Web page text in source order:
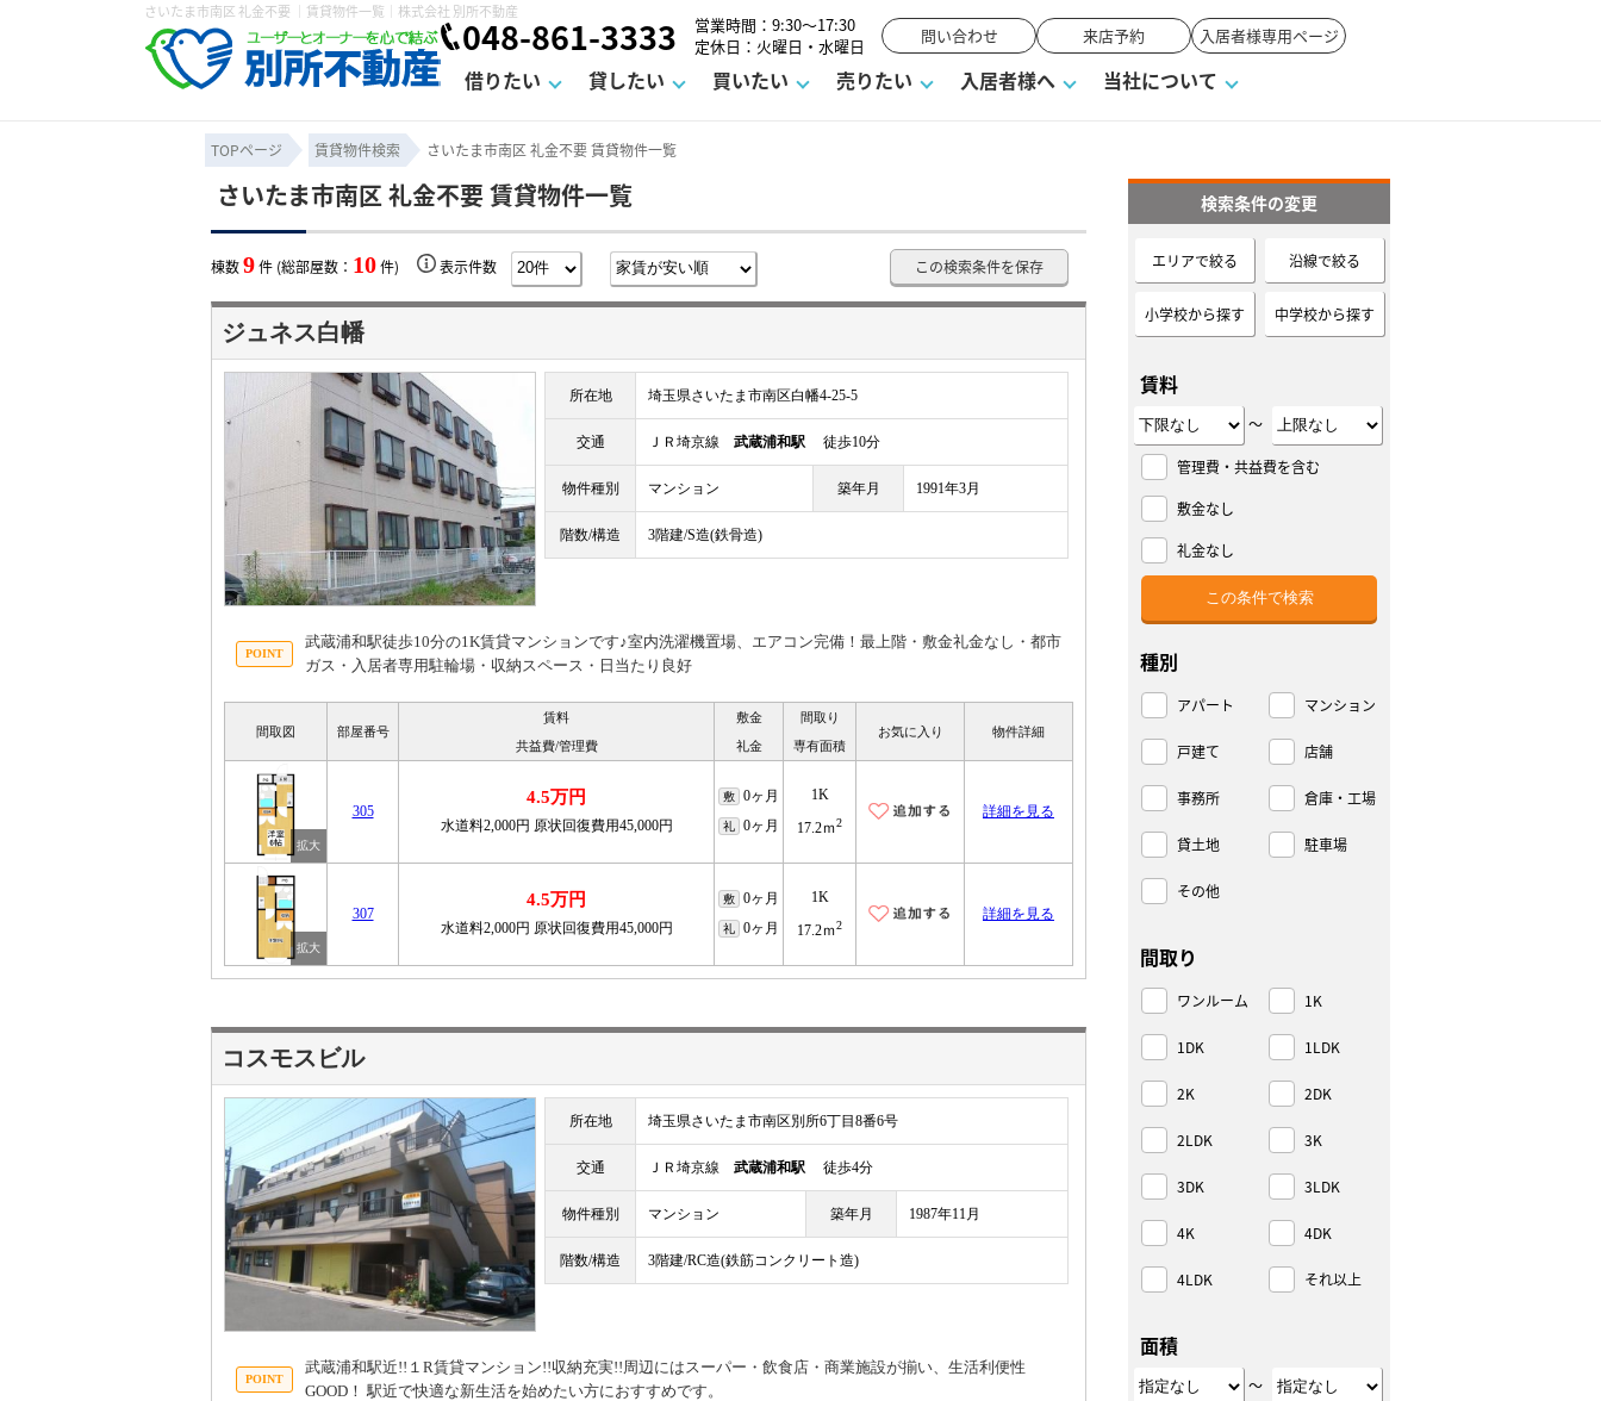
さいたま市南区 礼金不要 ｜賃貸物件一覧｜株式会社 別所不動産
048-861-3333
営業時間：9:30～17:30
定休日：火曜日・水曜日
問い合わせ 来店予約 入居者様専用ページ
借りたい
条件から探す 学区から探す 町名から探す 駐車場を探す お気に入り一覧 物件閲覧履歴
保存した検索条件 賃貸契約までの流れ よくある質問 不動産用語・賃貸用語集
貸したい
賃貸管理について 賃貸経営塾 賃貸Q&A 空室対策 業界ニュース
オーナー座談会 賃貸法律相談室
買いたい
売買物件一覧 購入時の諸費用 購入までの流れ よくある質問 マンションVS戸建て 賃貸vs持ち家
売りたい
不動産売却について 住み替え 借地底地 相続 仲介手数料について
媒介契約の種類 諸費用 仲介と買取の違い 必要な書類 売却の流れ 高く売るポイント
よくある質問
入居者様へ
入居者様専用ページ 退去申請フォーム 駐車場解約フォーム
当社について
会社概要 スタッフ紹介 お知らせ お客様の声 街紹介 お問い合わせ 来店予約
個人情報の取り扱い カスタマーハラスメントに対する基本方針
TOPページ 賃貸物件検索 さいたま市南区 礼金不要 賃貸物件一覧
さいたま市南区 礼金不要 賃貸物件一覧
棟数9件 (総部屋数： 10件) 表示件数 この検索条件を保存
ジュネス白幡
所在地 埼玉県さいたま市南区白幡4-25-5
交通 ＪＲ埼京線 武蔵浦和駅 徒歩10分
物件種別 マンション 築年月 1991年3月
階数/構造 3階建/S造(鉄骨造)
武蔵浦和駅徒歩10分の1K賃貸マンションです♪室内洗濯機置場、エアコン完備！最上階・敷金礼金なし・都市
ガス・入居者専用駐輪場・収納スペース・日当たり良好
間取図 部屋番号
賃料
共益費/管理費
敷金
礼金
間取り
専有面積
お気に入り 物件詳細
305
4.5万円
水道料2,000円 原状回復費用45,000円
敷 0ヶ月
礼 0ヶ月
1K
17.2ｍ2
詳細を見る
307
4.5万円
水道料2,000円 原状回復費用45,000円
敷 0ヶ月
礼 0ヶ月
1K
17.2ｍ2
詳細を見る
コスモスビル
所在地 埼玉県さいたま市南区別所6丁目8番6号
交通 ＪＲ埼京線 武蔵浦和駅 徒歩4分
物件種別 マンション 築年月 1987年11月
階数/構造 3階建/RC造(鉄筋コンクリート造)
武蔵浦和駅近!!１R賃貸マンション!!収納充実!!周辺にはスーパー・飲食店・商業施設が揃い、生活利便性
GOOD！ 駅近で快適な新生活を始めたい方におすすめです。
検索条件の変更
エリアで絞る 沿線で絞る
小学校から探す 中学校から探す
賃料
～
管理費・共益費を含む
敷金なし
礼金なし
種別
アパート マンション
戸建て 店舗
事務所 倉庫・工場
貸土地 駐車場
その他
間取り
ワンルーム 1K
1DK 1LDK
2K 2DK
2LDK 3K
3DK 3LDK
4K 4DK
4LDK それ以上
面積
～